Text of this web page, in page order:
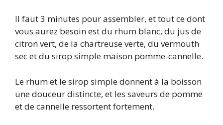
Il faut 3 minutes pour assembler, et tout ce dont
vous aurez besoin est du rhum blanc, du jus de
citron vert, de la chartreuse verte, du vermouth
sec et du sirop simple maison pomme-cannelle.
Le rhum et le sirop simple donnent à la boisson
une douceur distincte, et les saveurs de pomme
et de cannelle ressortent fortement.